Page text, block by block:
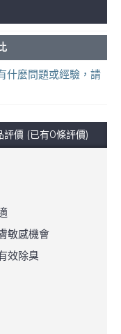
什麼問題或經驗，請
評價 (已有0條評價)
敏感機會
效除臭